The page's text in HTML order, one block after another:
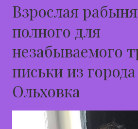
Взрослая
полного для
незабываемого
письки из города
Ольховка